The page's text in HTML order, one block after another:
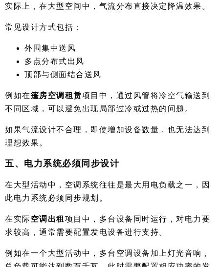
实际上，在大型空间中，气流分布直接决定降温效果。
常见设计方式包括：
外围集中送风
多点分布式出风
顶部与侧面结合送风
例如在篷房空调租赁项目中，通过风管将冷空气输送到
不同区域，可以避免出现局部过冷或过热的问题。
如果气流设计不合理，即使增加设备数量，也无法达到
理想效果。
五、电力系统必须同步设计
在大型活动中，空调系统往往是最大用电负载之一，因
此电力系统必须同步规划。
在实际空调出租 项目中，多台设备同时运行，对电力要
求较高，通常需要配置发电设备进行支持。
例如在一个大型活动中，多台空调设备加上灯光音响，